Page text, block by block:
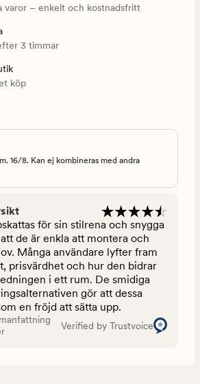
varor – enkelt och kostnadsfritt
3 timmar
köp
16/8. Kan ej kombineras med andra
för sin stilrena och snygga
de är enkla att montera och
Många användare lyfter fram
prisvärdhet och hur den bidrar
i ett rum. De smidiga
gör att dessa
en fröjd att sätta upp.
Verified by Trustvoice